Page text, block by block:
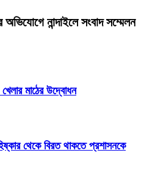
অভিযোগে নান্দাইলে সংবাদ সম্মেলন
মাঠের উদ্বোধন
থেকে বিরত থাকতে প্রশাসনকে